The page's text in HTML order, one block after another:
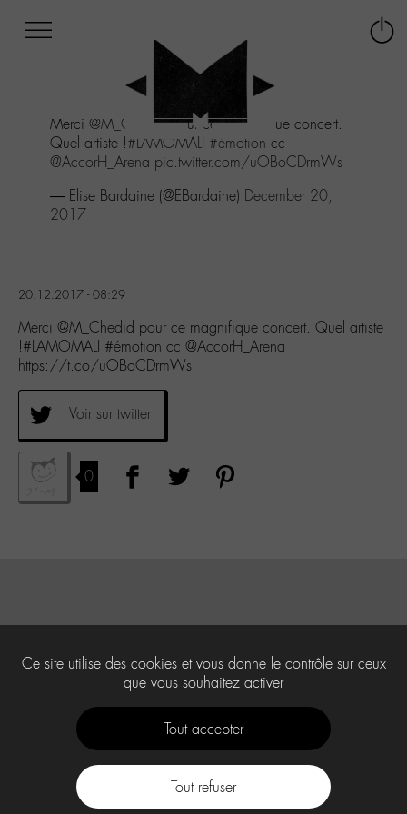
au
menu
Aller
contenu
Aller
Merci @M_Chedidpour ce magnifique concert.
Quel artiste !#LAMOMALI #émotion cc
@AccorH_Arena pic.twitter.com/uOBoCDrmWs
— Elise Bardaine (@EBardaine) December 20,
2017
20.12.2017 - 08:29
Merci @M_Chedid pour ce magnifique concert. Quel artiste
!#LAMOMALI #émotion cc @AccorH_Arena
https://t.co/uOBoCDrmWs
Voir sur twitter
0
Ce site utilise des cookies et vous donne le contrôle sur ceux
que vous souhaitez activer
Tout accepter
Tout refuser